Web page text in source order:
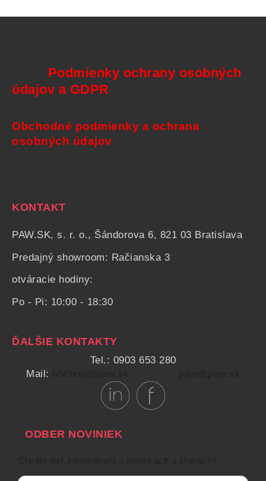
Podmienky ochrany osobných
údajov a GDPR
Obchodné podmienky a ochrana
osobných údajov
KONTAKT
PAW.SK, s. r. o., Šándorova 6, 821 03 Bratislava
Predajný showroom: Račianska 3
otváracie hodiny:
Po - Pi: 10:00 - 18:30
ĎALŠIE KONTAKTY
Tel.: 0903 653 280
Mail:
ODBER NOVINIEK